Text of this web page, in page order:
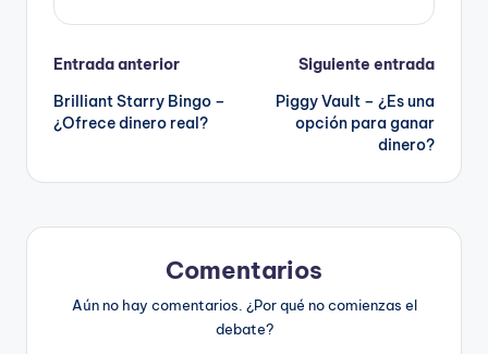
Navegación
de
Entrada anterior
Brilliant Starry Bingo –
¿Ofrece dinero real?
Siguiente entrada
Piggy Vault – ¿Es una
opción para ganar
dinero?
Comentarios
Aún no hay comentarios. ¿Por qué no comienzas el
debate?